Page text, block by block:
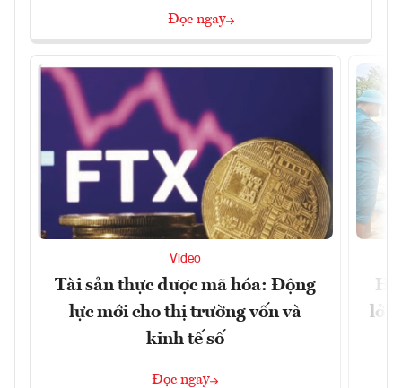
Đọc ngay
Video
Tài sản thực được mã hóa: Động
lực mới cho thị trường vốn và
kinh tế số
Đọc ngay
lở